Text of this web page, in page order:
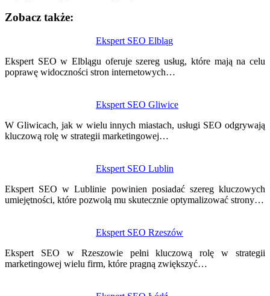
Zobacz także:
Ekspert SEO Elbląg
Ekspert SEO w Elblągu oferuje szereg usług, które mają na celu
poprawę widoczności stron internetowych…
Ekspert SEO Gliwice
W Gliwicach, jak w wielu innych miastach, usługi SEO odgrywają
kluczową rolę w strategii marketingowej…
Ekspert SEO Lublin
Ekspert SEO w Lublinie powinien posiadać szereg kluczowych
umiejętności, które pozwolą mu skutecznie optymalizować strony…
Ekspert SEO Rzeszów
Ekspert SEO w Rzeszowie pełni kluczową rolę w strategii
marketingowej wielu firm, które pragną zwiększyć…
wpisu